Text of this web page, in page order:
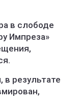
в слободе
Импреза»
результате